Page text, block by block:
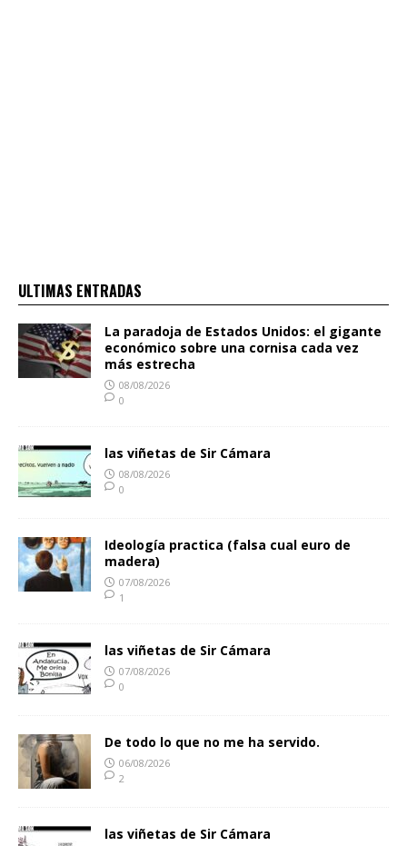
ULTIMAS ENTRADAS
La paradoja de Estados Unidos: el gigante
económico sobre una cornisa cada vez
más estrecha
08/08/2026
0
las viñetas de Sir Cámara
08/08/2026
0
Ideología practica (falsa cual euro de
madera)
07/08/2026
1
las viñetas de Sir Cámara
07/08/2026
0
De todo lo que no me ha servido.
06/08/2026
2
las viñetas de Sir Cámara